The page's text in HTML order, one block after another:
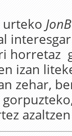
urteko
horretaz
izan
zehar,